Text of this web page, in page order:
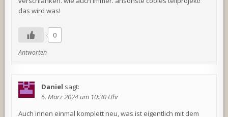
das wird was!
0
Antworten
Daniel sagt:
6. März 2024 um 10:30 Uhr
Auch innen einmal komplett neu, was ist eigentlich mit dem